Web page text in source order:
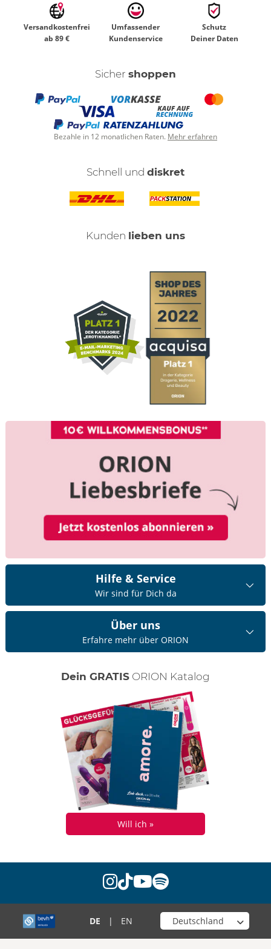
Versandkostenfrei
ab 89 €
Umfassender
Kundenservice
Schutz
Deiner Daten
Sicher shoppen
Bezahle in 12 monatlichen Raten. Mehr erfahren
Schnell und diskret
Kunden lieben uns
Hilfe & Service
Wir sind für Dich da
Über uns
Erfahre mehr über ORION
Dein GRATIS ORION Katalog
Will ich »
instagram
tiktok
youtube
spotify
DE | EN Wähle deinen Shop